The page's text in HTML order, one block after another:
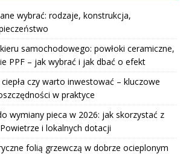
wybrać: rodzaje, konstrukcja,
samochodowego: powłoki ceramiczne,
PPF – jak wybrać i jak dbać o efekt
czy warto inwestować – kluczowe
w praktyce
wymiany pieca w 2026: jak skorzystać z
i lokalnych dotacji
folią grzewczą w dobrze ocieplonym